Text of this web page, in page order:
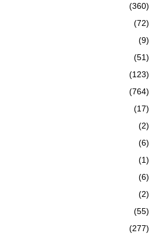
(360)
(72)
(9)
(51)
(123)
(764)
(17)
(2)
(6)
(1)
(6)
(2)
(55)
(277)